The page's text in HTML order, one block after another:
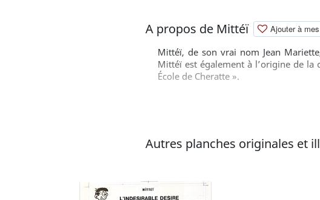
A propos de Mittéï Ajouter à
Mittéï, de son vrai nom Jean
Mittéï est également à l’origine de
École de Cheratte ».
Autres planches originales et